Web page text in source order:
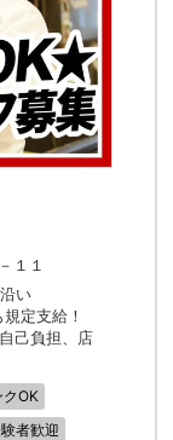
１１
い
定支給！
己負担、店
クOK
者歓迎